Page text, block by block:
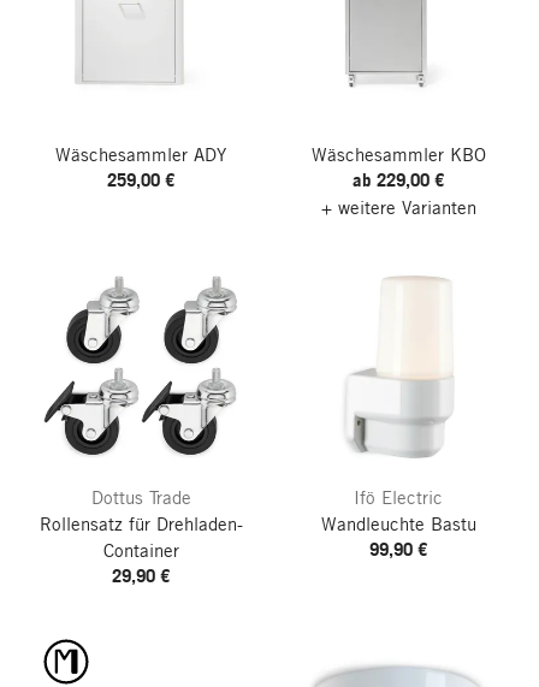
Wäschesammler ADY
259,00 €
Wäschesammler KBO
ab 229,00 €
+ weitere Varianten
Dottus Trade
Rollensatz für Drehladen-
Container
29,90 €
Ifö Electric
Wandleuchte Bastu
99,90 €